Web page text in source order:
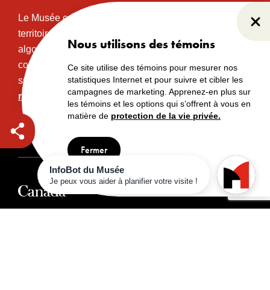
Nous utilisons des témoins
Ce site utilise des témoins pour mesurer nos
statistiques Internet et pour suivre et cibler les
campagnes de marketing. Apprenez-en plus sur
les témoins et les options qui s’offrent à vous en
matière de protection de la vie privée.
Fermer
Le Musée canadien de l’histoire est situé sur le
territoire traditionnel et non cédé des communautés
algonquines Anishinabeg. Ce territoire a eu et
continue d’avoir une grande importance historique,
spirituelle et sacrée.Lire l’intégralité de la
reconnaissance territoriale.
Droits d’auteur Avertissements
© Musée canadien de l’histoire, 2024